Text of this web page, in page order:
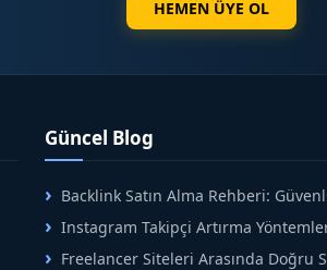
HEMEN ÜYE OL
Güncel Blog
Backlink Satın Alma Rehberi:
Instagram Takipçi Artırma
Büyüme Rehberi
Freelancer Siteleri Arasında Doğru